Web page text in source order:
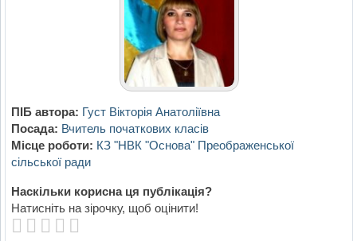
ПІБ автора: Густ Вікторія Анатоліївна
Посада: Вчитель початкових класів
Місце роботи: КЗ "НВК "Основа" Преображенської
сільської ради
Наскільки корисна ця публікація?
Натисніть на зірочку, щоб оцінити!